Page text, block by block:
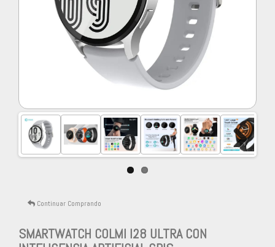
Continuar Comprando
SMARTWATCH COLMI I28 ULTRA CON